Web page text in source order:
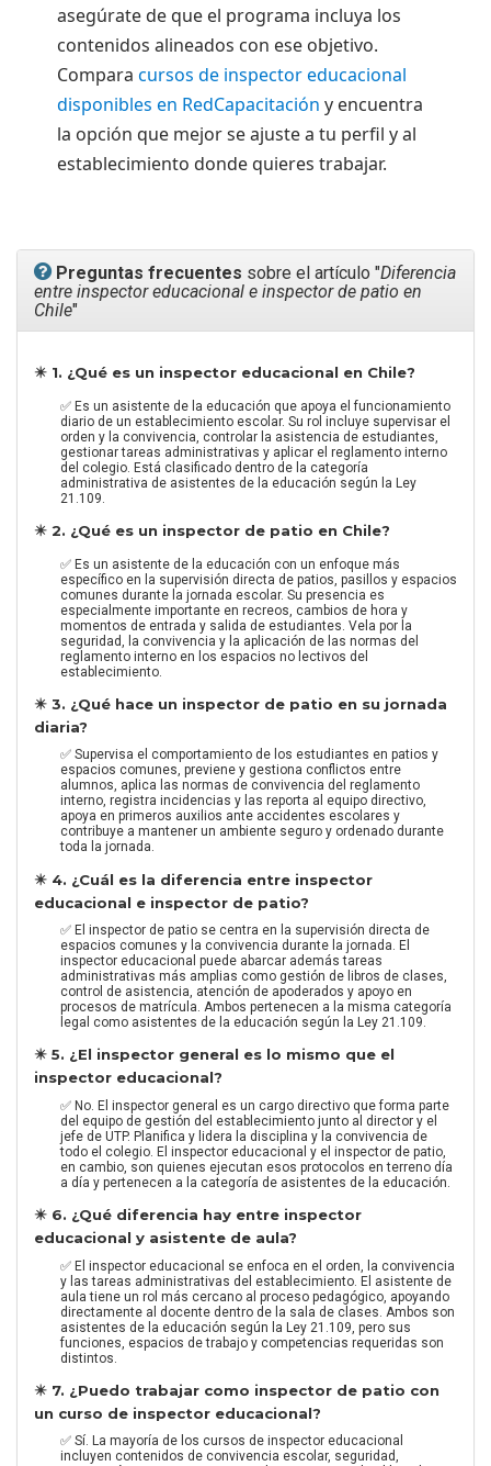
asegúrate de que el programa incluya los
contenidos alineados con ese objetivo.
Comparacursos de inspector educacional
disponibles en RedCapacitación y encuentra
la opción que mejor se ajuste a tu perfil y al
establecimiento donde quieres trabajar.
Preguntas frecuentes sobre el artículo "Diferencia
entre inspector educacional e inspector de patio en
Chile"
✴️ 1. ¿Qué es un inspector educacional en Chile?
✅ Es un asistente de la educación que apoya el funcionamiento
diario de un establecimiento escolar. Su rol incluye supervisar el
orden y la convivencia, controlar la asistencia de estudiantes,
gestionar tareas administrativas y aplicar el reglamento interno
del colegio. Está clasificado dentro de la categoría
administrativa de asistentes de la educación según la Ley
21.109.
✴️ 2. ¿Qué es un inspector de patio en Chile?
✅ Es un asistente de la educación con un enfoque más
específico en la supervisión directa de patios, pasillos y espacios
comunes durante la jornada escolar. Su presencia es
especialmente importante en recreos, cambios de hora y
momentos de entrada y salida de estudiantes. Vela por la
seguridad, la convivencia y la aplicación de las normas del
reglamento interno en los espacios no lectivos del
establecimiento.
✴️ 3. ¿Qué hace un inspector de patio en su jornada
diaria?
✅ Supervisa el comportamiento de los estudiantes en patios y
espacios comunes, previene y gestiona conflictos entre
alumnos, aplica las normas de convivencia del reglamento
interno, registra incidencias y las reporta al equipo directivo,
apoya en primeros auxilios ante accidentes escolares y
contribuye a mantener un ambiente seguro y ordenado durante
toda la jornada.
✴️ 4. ¿Cuál es la diferencia entre inspector
educacional e inspector de patio?
✅ El inspector de patio se centra en la supervisión directa de
espacios comunes y la convivencia durante la jornada. El
inspector educacional puede abarcar además tareas
administrativas más amplias como gestión de libros de clases,
control de asistencia, atención de apoderados y apoyo en
procesos de matrícula. Ambos pertenecen a la misma categoría
legal como asistentes de la educación según la Ley 21.109.
✴️ 5. ¿El inspector general es lo mismo que el
inspector educacional?
✅ No. El inspector general es un cargo directivo que forma parte
del equipo de gestión del establecimiento junto al director y el
jefe de UTP. Planifica y lidera la disciplina y la convivencia de
todo el colegio. El inspector educacional y el inspector de patio,
en cambio, son quienes ejecutan esos protocolos en terreno día
a día y pertenecen a la categoría de asistentes de la educación.
✴️ 6. ¿Qué diferencia hay entre inspector
educacional y asistente de aula?
✅ El inspector educacional se enfoca en el orden, la convivencia
y las tareas administrativas del establecimiento. El asistente de
aula tiene un rol más cercano al proceso pedagógico, apoyando
directamente al docente dentro de la sala de clases. Ambos son
asistentes de la educación según la Ley 21.109, pero sus
funciones, espacios de trabajo y competencias requeridas son
distintos.
✴️ 7. ¿Puedo trabajar como inspector de patio con
un curso de inspector educacional?
✅ Sí. La mayoría de los cursos de inspector educacional
incluyen contenidos de convivencia escolar, seguridad,